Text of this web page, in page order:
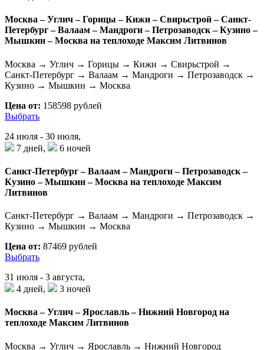
Москва – Углич – Горицы – Кижи – Свирьстрой – Санкт-
Петербург – Валаам – Мандроги – Петрозаводск – Кузино –
Мышкин – Москва на теплоходе Максим Литвинов
Москва → Углич → Горицы → Кижи → Свирьстрой →
Санкт-Петербург → Валаам → Мандроги → Петрозаводск →
Кузино → Мышкин → Москва
Цена от: 158598 рублей
Выбрать
24 июля - 30 июля,
7 дней,
6 ночей
Санкт-Петербург – Валаам – Мандроги – Петрозаводск –
Кузино – Мышкин – Москва на теплоходе Максим
Литвинов
Санкт-Петербург → Валаам → Мандроги → Петрозаводск →
Кузино → Мышкин → Москва
Цена от: 87469 рублей
Выбрать
31 июля - 3 августа,
4 дней,
3 ночей
Москва – Углич – Ярославль – Нижний Новгород на
теплоходе Максим Литвинов
Москва → Углич → Ярославль → Нижний Новгород